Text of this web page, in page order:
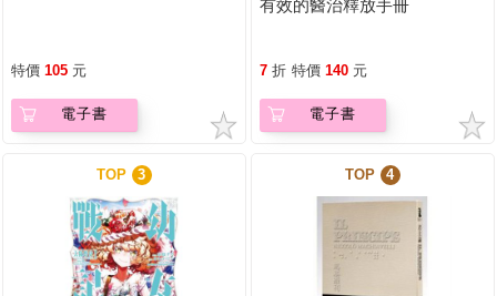
特價 105 元
電子書
有效的醫治釋放手冊
7 折 特價 140 元
電子書
TOP 3 TOP 4